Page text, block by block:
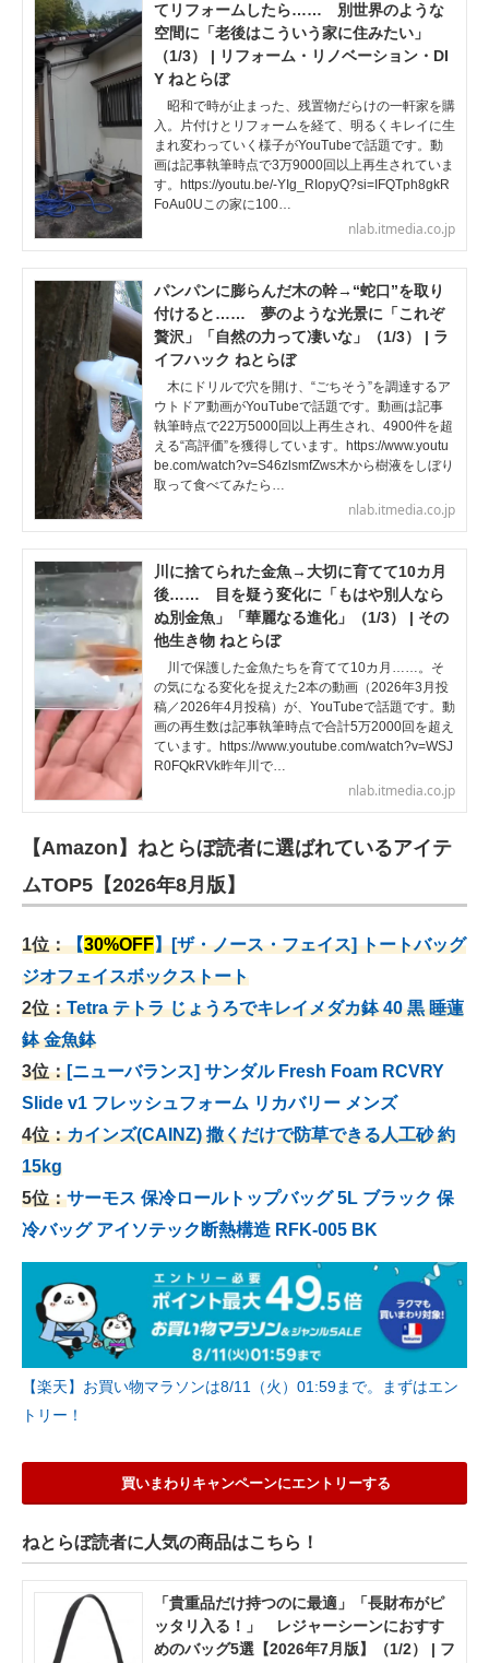
てリフォームしたら…… 別世界のような
空間に「老後はこういう家に住みたい」
（1/3） | リフォーム・リノベーション・DI
Y ねとらぼ
昭和で時が止まった、残置物だらけの一軒家を購
入。片付けとリフォームを経て、明るくキレイに生
まれ変わっていく様子がYouTubeで話題です。動
画は記事執筆時点で3万9000回以上再生されていま
す。https://youtu.be/-YIg_RIopyQ?si=IFQTph8gkR
FoAu0Uこの家に100…
nlab.itmedia.co.jp
パンパンに膨らんだ木の幹→“蛇口”を取り
付けると…… 夢のような光景に「これぞ
贅沢」「自然の力って凄いな」（1/3） | ラ
イフハック ねとらぼ
木にドリルで穴を開け、“ごちそう”を調達するア
ウトドア動画がYouTubeで話題です。動画は記事
執筆時点で22万5000回以上再生され、4900件を超
える“高評価”を獲得しています。https://www.youtu
be.com/watch?v=S46zlsmfZws木から樹液をしぼり
取って食べてみたら…
nlab.itmedia.co.jp
川に捨てられた金魚→大切に育てて10カ月
後…… 目を疑う変化に「もはや別人なら
ぬ別金魚」「華麗なる進化」（1/3） | その
他生き物 ねとらぼ
川で保護した金魚たちを育てて10カ月……。そ
の気になる変化を捉えた2本の動画（2026年3月投
稿／2026年4月投稿）が、YouTubeで話題です。動
画の再生数は記事執筆時点で合計5万2000回を超え
ています。https://www.youtube.com/watch?v=WSJ
R0FQkRVk昨年川で…
nlab.itmedia.co.jp
【Amazon】ねとらぼ読者に選ばれているアイテ
ムTOP5【2026年8月版】
1位：【30%OFF】[ザ・ノース・フェイス] トートバッグ
ジオフェイスボックストート
2位：Tetra テトラ じょうろでキレイメダカ鉢 40 黒 睡蓮
鉢 金魚鉢
3位：[ニューバランス] サンダル Fresh Foam RCVRY
Slide v1 フレッシュフォーム リカバリー メンズ
4位：カインズ(CAINZ) 撒くだけで防草できる人工砂 約
15kg
5位：サーモス 保冷ロールトップバッグ 5L ブラック 保
冷バッグ アイソテック断熱構造 RFK-005 BK
【楽天】お買い物マラソンは8/11（火）01:59まで。まずはエン
トリー！
買いまわりキャンペーンにエントリーする
ねとらぼ読者に人気の商品はこちら！
「貴重品だけ持つのに最適」「長財布がピ
ッタリ入る！」 レジャーシーンにおすす
めのバッグ5選【2026年7月版】（1/2） | フ